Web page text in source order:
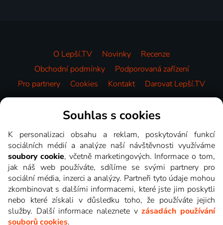
O Lepší.TV Novinky
Recenze
Obchodní podmínky
Podporovaná zařízení
Pro partnery
Cookies Kontakt Darovat Lepší.TV
Videotéka
Souhlas s cookies
K personalizaci obsahu a reklam, poskytování funkcí
sociálních médií a analýze naší návštěvnosti využíváme
soubory cookie, včetně marketingových. Informace o tom,
jak náš web používáte, sdílíme se svými partnery pro
sociální média, inzerci a analýzy. Partneři tyto údaje mohou
zkombinovat s dalšími informacemi, které jste jim poskytli
nebo které získali v důsledku toho, že používáte jejich
služby. Další informace naleznete vzásadách používání
souborů cookies.